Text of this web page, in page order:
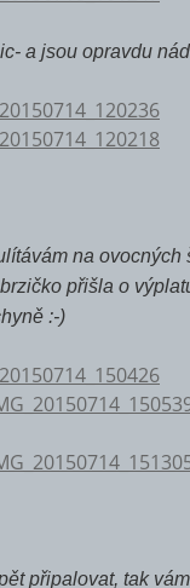
a jsou opravdu
na
přišla o
:-)
připalovat, tak